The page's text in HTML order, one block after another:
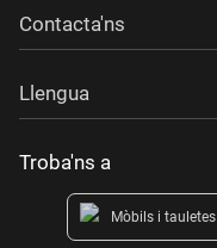
Contacta'ns
Llengua
Troba'ns a
Mòbils i tauletes